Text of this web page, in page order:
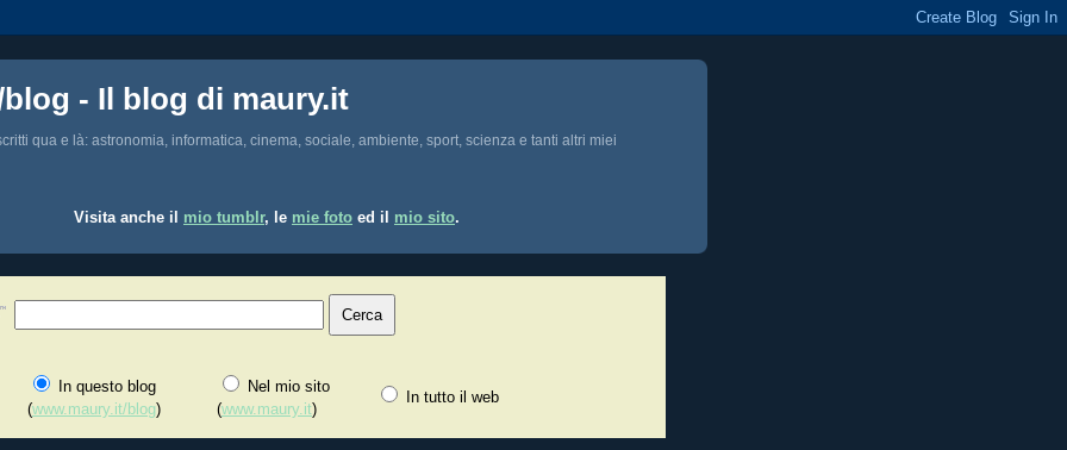
- Il blog di maury.it
qua e là: astronomia, informatica, cinema, sociale, ambiente, sport, scienza e tanti altri miei
Visita anche il mio tumblr, le mie foto ed il mio sito.
In questo blog
(www.maury.it/blog)
Nel mio sito
(www.maury.it)
In tutto il web